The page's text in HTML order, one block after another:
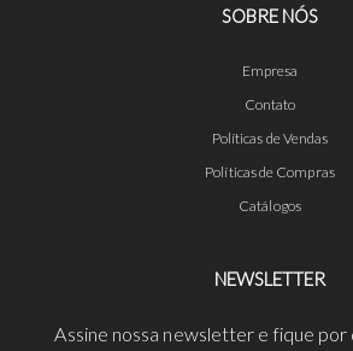
SOBRE NÓS
Empresa
Contato
Políticas de Vendas
Políticas de Compras
Catálogos
NEWSLETTER
Assine nossa newsletter e fique